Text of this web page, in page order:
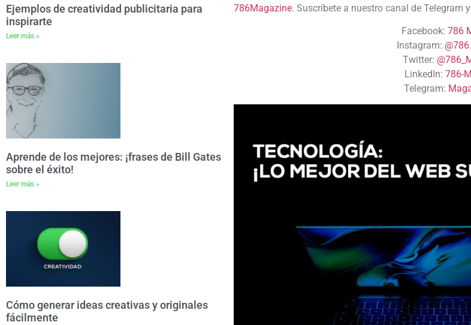
Ejemplos de creatividad publicitaria para
inspirarte
Leer más »
Aprende de los mejores: ¡frases de Bill Gates
sobre el éxito!
Leer más »
Cómo generar ideas creativas y originales
fácilmente
786Magazine. Suscríbete a nuestro canal de Telegram
Facebook:786
Instagram:
Twitter:
LinkedIn:786-
Telegram: